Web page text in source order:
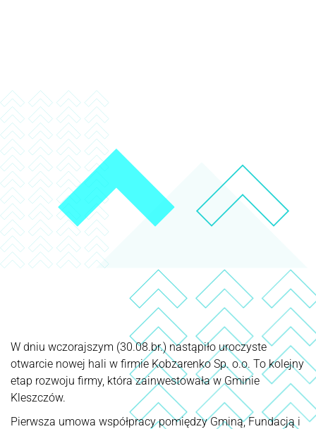
W dniu wczorajszym (30.08.br.) nastąpiło uroczyste
otwarcie nowej hali w firmie Kobzarenko Sp. o.o. To kolejny
etap rozwoju firmy, która zainwestowała w Gminie
Kleszczów.
Pierwsza umowa współpracy pomiędzy Gminą, Fundacją i